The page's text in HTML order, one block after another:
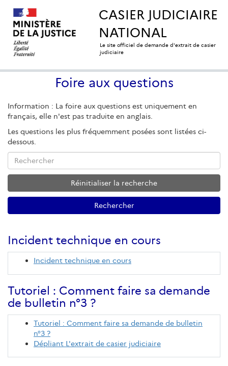
CASIER JUDICIAIRE
NATIONAL
Le site officiel de demande d'extrait de casier
judiciaire
Foire aux questions
Information : La foire aux questions est uniquement en
français, elle n'est pas traduite en anglais.
Les questions les plus fréquemment posées sont listées ci-
dessous.
Rechercher
Réinitialiser la recherche
Incident technique en cours
Incident technique en cours
Tutoriel : Comment faire sa demande
de bulletin n°3 ?
Tutoriel : Comment faire sa demande de bulletin
n°3 ?
Dépliant L'extrait de casier judiciaire